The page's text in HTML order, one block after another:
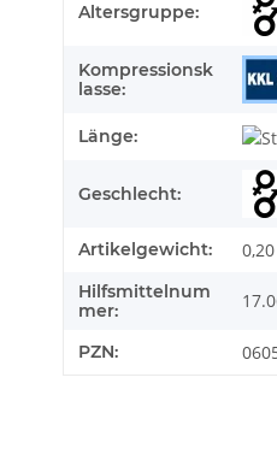
Altersgruppe:
Kompressionsk
lasse:
Länge:
Geschlecht:
Artikelgewicht: 0,20
Hilfsmittelnum
mer:
PZN: